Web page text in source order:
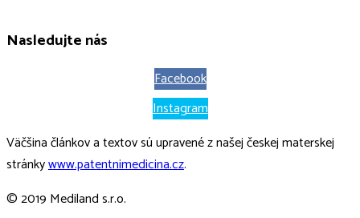
Nasledujte nás
Facebook
Instagram
Väčšina článkov a textov sú upravené z našej českej materskej
stránkywww.patentnimedicina.cz.
© 2019 Mediland s.r.o.